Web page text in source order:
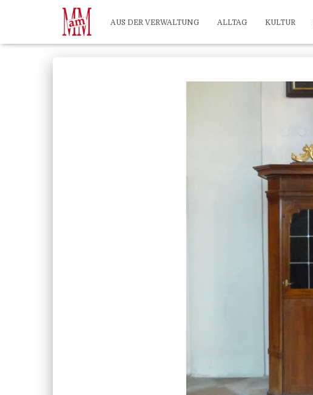
Weiterlesen" /> Weiterlesen" />
AUS DER VERWALTUNG ALLTAG KULTUR